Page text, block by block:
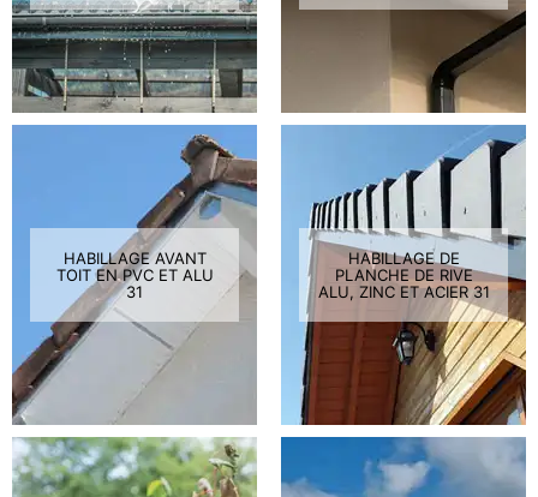
HABILLAGE AVANT
TOIT EN PVC ET ALU
31
HABILLAGE DE
PLANCHE DE RIVE
ALU, ZINC ET ACIER 31